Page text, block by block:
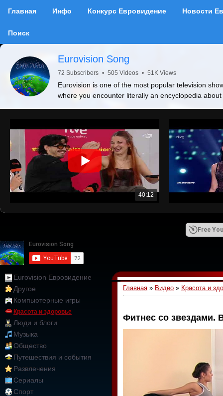
Главная Инфо Конкурс Евровидение Новости
Поиск
Eurovision Song
72 Subscribers • 505 Videos • 51K Views
Eurovision is one of the most popular television
where you encounter literally an encyclopedia
40:12
Free
Eurovision Евровидение
Другое
Компьютерные игры
Красота и здоровье
Люди и блоги
Музыка
Общество
Путешествия и события
Развлечения
Сериалы
Спорт
Главная » Видео » Красота и
Фитнес со звездами.